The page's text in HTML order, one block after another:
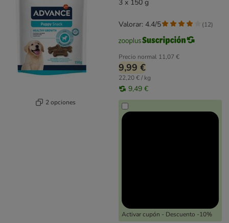
2 opciones
3 x 150 g
Precio normal 11,07 €
9,99 €
22,20 € / kg
9,49 €
Activar cupón - Descuento -10%
Valorar: 4.4/5 (12)